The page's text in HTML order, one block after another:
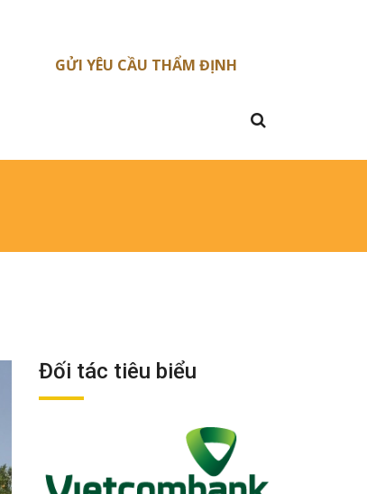
GỬI YÊU CẦU THẨM ĐỊNH
Đối tác tiêu biểu